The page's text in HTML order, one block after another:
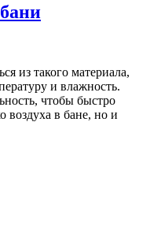
из такого материала,
и влажность.
чтобы быстро
воздуха в бане, но и